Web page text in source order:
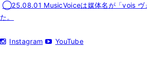
◯25.08.01 MusicVoiceは媒体名が「vois ヴ
た。
Instagram YouTube